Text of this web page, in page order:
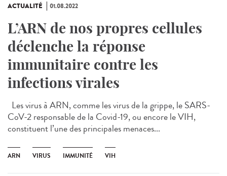
ACTUALITÉ 01.08.2022
L’ARN de nos propres cellules
déclenche la réponse
immunitaire contre les
infections virales
Les virus à ARN, comme les virus de la grippe, le SARS-
CoV-2 responsable de la Covid-19, ou encore le VIH,
constituent l’une des principales menaces...
ARN VIRUS IMMUNITÉ VIH